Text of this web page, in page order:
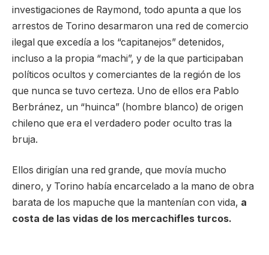
investigaciones de Raymond, todo apunta a que los
arrestos de Torino desarmaron una red de comercio
ilegal que excedía a los “capitanejos” detenidos,
incluso a la propia “machi”, y de la que participaban
políticos ocultos y comerciantes de la región de los
que nunca se tuvo certeza. Uno de ellos era Pablo
Berbránez, un “huinca” (hombre blanco) de origen
chileno que era el verdadero poder oculto tras la
bruja.
Ellos dirigían una red grande, que movía mucho
dinero, y Torino había encarcelado a la mano de obra
barata de los mapuche que la mantenían con vida, a
costa de las vidas de los mercachifles turcos.